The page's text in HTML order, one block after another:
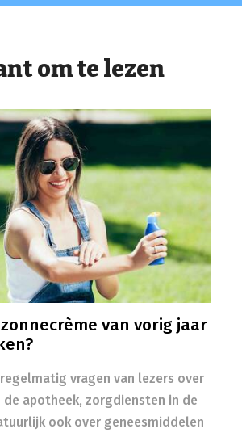
om te lezen
van vorig jaar
vragen van lezers over
de apotheek, zorgdiensten in de
ook over geneesmiddelen